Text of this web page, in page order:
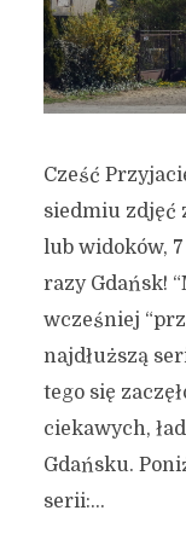
Cześć
siedmiu zdjęć
lub widoków,
razy Gdańsk!
wcześniej
najdłuższą
tego się
ciekawych,
Gdańsku.
serii:...